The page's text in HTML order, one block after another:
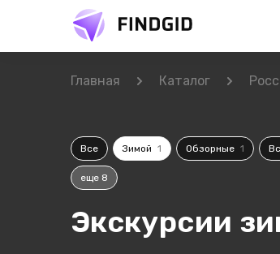
Главная Каталог
Все Зимой 1 Обзорные 1
еще 8
Экскурсии